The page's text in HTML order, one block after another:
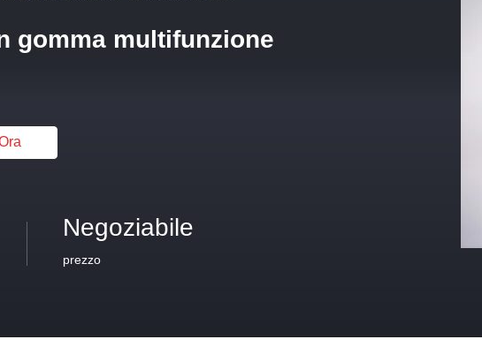
gomma multifunzione
Negoziabile
prezzo